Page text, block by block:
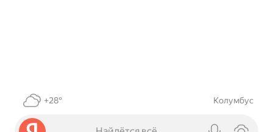
+28° Колумбус